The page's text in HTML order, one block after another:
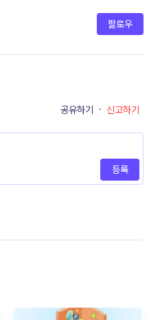
팔로우
공유하기 · 신고하기
등록